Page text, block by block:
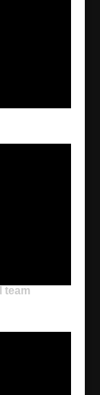
team